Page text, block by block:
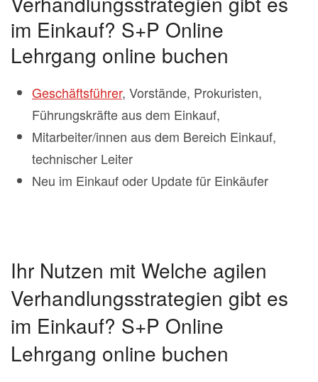
im Einkauf? S+P Online
Lehrgang online buchen
Geschäftsführer, Vorstände, Prokuristen,
Führungskräfte aus dem Einkauf,
Mitarbeiter/innen aus dem Bereich Einkauf,
technischer Leiter
Neu im Einkauf oder Update für Einkäufer
Ihr Nutzen mit Welche agilen
Verhandlungsstrategien gibt es
im Einkauf? S+P Online
Lehrgang online buchen